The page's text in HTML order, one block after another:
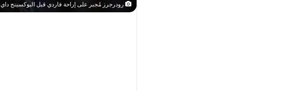
رودرجرز مُجبر على إراحة فاردي قبل البوكسينج داي